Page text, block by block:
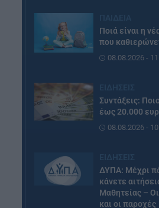
Ποιά είναι η
που
08.08.2026 -
Συντάξεις:
έως 20.000
08.08.2026 -
ΔΥΠΑ: Μέχρι
κάνετε
Μαθητείας – Οι
και οι παροχές